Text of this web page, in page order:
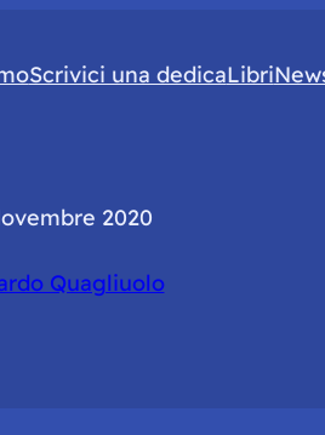
Scrivici una dedicaLibri
2020
Quagliuolo